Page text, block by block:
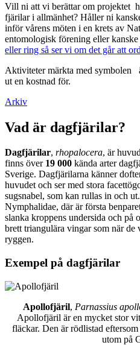
Vill ni att vi berättar om projektet
fjärilar i allmänhet? Håller ni
inför vårens möten i en krets av
entomologisk förening eller
eller ring så ser vi om det går att
Aktiviteter märkta med symbolen
ut en kostnad för.
Arkiv
Vad är dagfjärilar?
Dagfjärilar, rhopalocera, är
finns över 19 000 kända arter
Sverige. Dagfjärilarna känner
huvudet och ser med stora
sugsnabel, som kan rullas in och
Nymphalidae, där är första
slanka kroppens undersida och på
brett triangulära vingar som när de
ryggen.
Exempel på dagfjärilar
Apollofjäril, Parnassius
Apollofjäril är en mycket stor
fläckar. Den är rödlistad
utom på